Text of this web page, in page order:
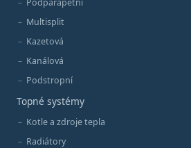
Multisplit
Kazetová
Kanálová
Podstropní
Topné systémy
Kotle a zdroje tepla
Radiátory